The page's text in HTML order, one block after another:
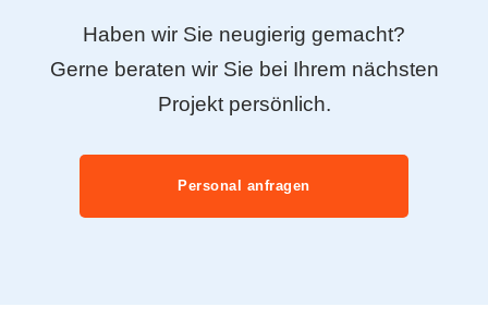
Haben wir Sie neugierig gemacht?
Gerne beraten wir Sie bei Ihrem nächsten
Projekt persönlich.
Personal anfragen